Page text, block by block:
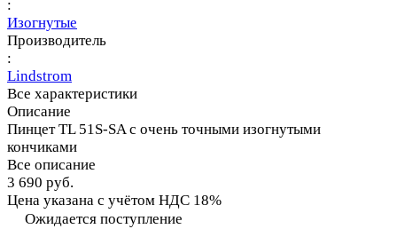
:
Изогнутые
Производитель
:
Lindstrom
Все характеристики
Описание
Пинцет TL 51S-SA с очень точными изогнутыми
кончиками
Все описание
3 690 руб.
Цена указана с учётом НДС 18%
Ожидается поступление